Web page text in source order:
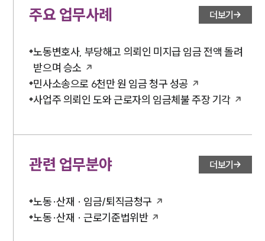
주요 업무사례 더보기
노동변호사, 부당해고 의뢰인 미지급 임금 전액 돌려
받으며 승소
민사소송으로 6천만 원 임금 청구 성공
사업주 의뢰인 도와 근로자의 임금체불 주장 기각
관련 업무분야 더보기
노동·산재 · 임금/퇴직금청구
노동·산재 · 근로기준법위반